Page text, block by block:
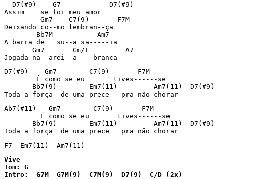
  D7(#9)    G7            D7(#9)
Assim    se foi meu amor
         Gm7    C7(9)       F7M
Deixando co--mo lembran--ça
        Bb7M           Am7
A barra de   su--a sa-----ia
       Gm7       Gm/F         A7
Jogada na  arei--a    branca
D7(#9)    Gm7        C7(9)       F7M
        É como se eu       tives------se
       Bb7(9)        Em7(11)         Am7(11)  D7(#9)
Toda a força  de uma prece   pra não chorar
Ab7(#11)   Gm7        C7(9)       F7M
         É como se eu       tives------se
       Bb7(9)        Em7(11)         Am7(11)  D7(#9)
Toda a força  de uma prece   pra não chorar
F7  Em7(11)  Am7(11)
Vive
Tom: G
Intro:  G7M  G7M(9)  C7M(9)  D7(9)  C/D (2x)